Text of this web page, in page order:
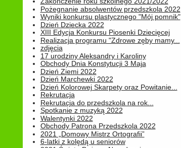
Pożegnanie absolwentów przedszkola 2022
Wyniki konkursu plastycznego "Mój pomnik"
Dzień Dziecka 2022
XIII Edycja Konkursu Piosenki Dziecięcej
Realizacja programu "Zdrowe zęby mamy...
zdjęcia
17 urodziny Aleksandry i Karoliny
Obchody Dnia Konstytucji 3 Maja
Dzień Ziemi 2022
Dzień Marchewki 2022
Dzień Kolorowej Skarpety oraz Powitanie...
Rekrutacja
Rekrutacja do przedszkola na rok...
Spotkanie z muzyką 2022
Walentynki 2022
Obchody Patrona Przedszkola 2022
2021 „Domowy Mistrz Ortografii”
6-latki z kolędą u seniorów